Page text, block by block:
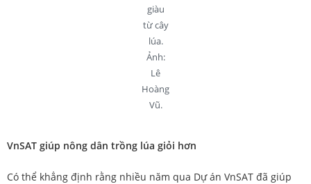
giàu
từ cây
lúa.
Ảnh:
Lê
Hoàng
Vũ.
VnSAT giúp nông dân trồng lúa giỏi hơn
Có thể khẳng định rằng nhiều năm qua Dự án VnSAT đã giúp